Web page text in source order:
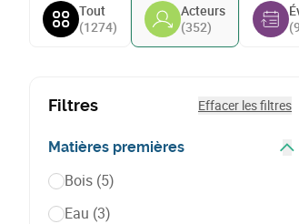
Tout
(1274)
Acteurs
(352)
(9
Filtres Effacer les filtres
Matières premières
Bois (5)
Eau (3)